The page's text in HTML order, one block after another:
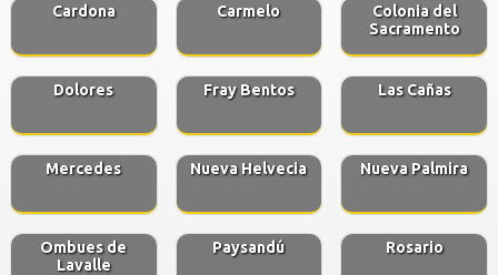
Cardona Carmelo
Colonia del
Sacramento
Dolores Fray Bentos Las Cañas
Mercedes Nueva Helvecia Nueva Palmira
Ombues de
Lavalle
Paysandú Rosario